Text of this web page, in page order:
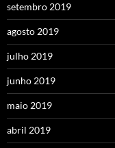
setembro 2019
agosto 2019
julho 2019
junho 2019
maio 2019
abril 2019